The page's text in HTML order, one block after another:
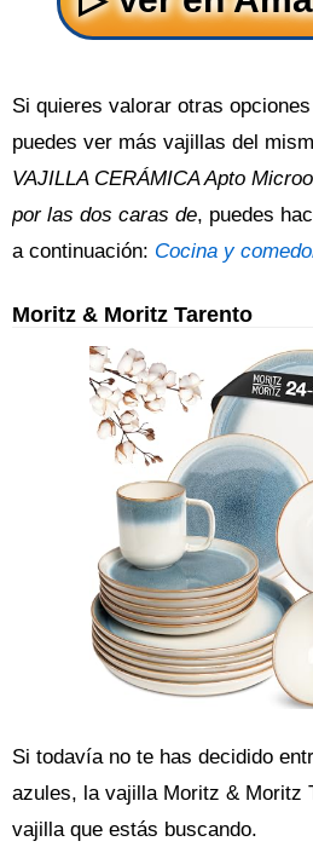
Si quieres valorar otras
puedes ver más vajillas del
VAJILLA CERÁMICA Apto
por las dos caras de, puedes
a continuación: Cocina y
Moritz & Moritz Tarento
Si todavía no te has decidido
azules, la vajilla Moritz & Moritz
vajilla que estás buscando.